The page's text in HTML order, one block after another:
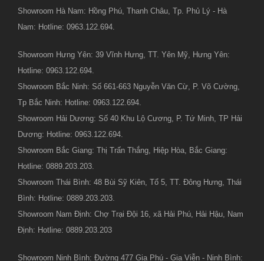
Showroom Hà Nam: Hồng Phú, Thanh Châu, Tp. Phủ Lý - Hà
Nam: Hotline: 0963.122.694.
Showroom Hưng Yên: 39 Vĩnh Hưng, TT. Yên Mỹ, Hưng Yên:
Hotline: 0963.122.694.
Showroom Bắc Ninh: Số 661-663 Nguyễn Văn Cừ, P. Võ Cường,
Tp Bắc Ninh: Hotline: 0963.122.694.
Showroom Hải Dương: Số 40 Khu Lộ Cương, P. Tứ Minh, TP Hải
Dương: Hotline: 0963.122.694.
Showroom Bắc Giang: Thị Trấn Thắng, Hiệp Hòa, Bắc Giang:
Hotline: 0889.203.203.
Showroom Thái Bình: 48 Bùi Sỹ Kiên, Tổ 5, TT. Đông Hưng, Thái
Bình: Hotline: 0889.203.203.
Showroom Nam Định: Chợ Trại Đội 16, xã Hải Phú, Hải Hậu, Nam
Định: Hotline: 0889.203.203
Showroom Ninh Bình: Đường 477 Gia Phú - Gia Viễn - Ninh Bình: